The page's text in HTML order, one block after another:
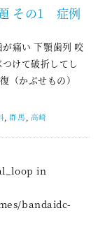
その1 症例
痛い 下顎歯列 咬
けて破折してし
（かぶせもの）
,群馬 高崎
in
bandaidc-